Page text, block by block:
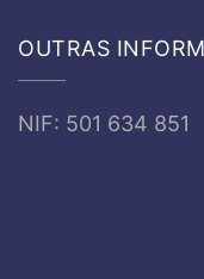
OUTRAS
NIF: 501 634 851